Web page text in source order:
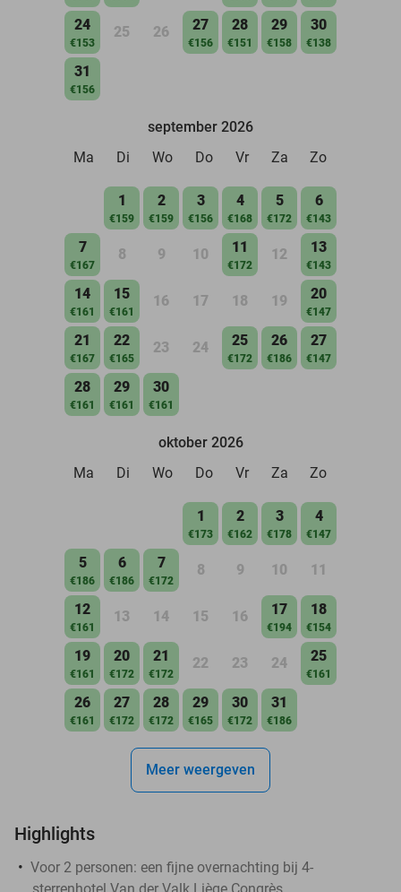
24
€153
25 26 27
€156
28
€151
29
€158
30
€138
31
€156
september 2026
Ma
Di Wo Do Vr Za Zo
1
€159
2
€159
3
€156
4
€168
5
€172
6
€143
7
€167
8 9 10 11
€172
12 13
€143
14
€161
15
€161
16 17 18 19 20
€147
21
€167
22
€165
23 24 25
€172
26
€186
27
€147
28
€161
29
€161
30
€161
oktober 2026
Ma
Di Wo Do Vr Za Zo
1
€173
2
€162
3
€178
4
€147
5
€186
6
€186
7
€172
8 9 10 11
12
€161
13 14 15 16 17
€194
18
€154
19
€161
20
€172
21
€172
22 23 24 25
€161
26
€161
27
€172
28
€172
29
€165
30
€172
31
€186
Meer weergeven
Highlights
Voor 2 personen: een fijne overnachting bij 4-